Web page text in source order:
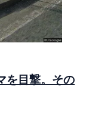
を目撃。その